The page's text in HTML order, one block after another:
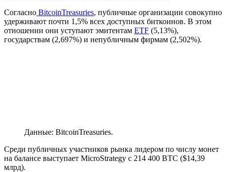
Согласно BitcoinTreasuries, публичные организации совокупно
удерживают почти 1,5% всех доступных биткоинов. В этом
отношении они уступают эмитентам ETF (5,13%),
государствам (2,697%) и непубличным фирмам (2,502%).
Данные: BitcoinTreasuries.
Среди публичных участников рынка лидером по числу монет
на балансе выступает MicroStrategy с 214 400 BTC ($14,39
млрд).